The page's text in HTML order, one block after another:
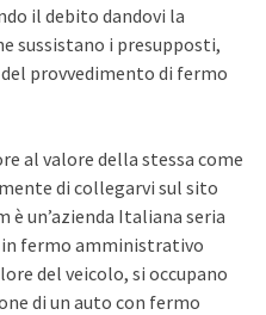
il debito dandovi la
sussistano i presupposti,
provvedimento di fermo
al valore della stessa come
di collegarvi sul sito
un’azienda Italiana seria
fermo amministrativo
del veicolo, si occupano
di un auto con fermo